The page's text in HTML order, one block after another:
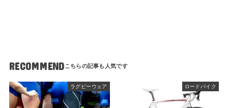
RECOMMEND
ラグビーウェア ロードバイク